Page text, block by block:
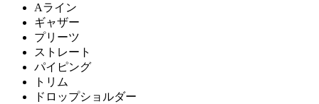
Aライン
ギャザー
プリーツ
ストレート
パイピング
トリム
ドロップショルダー